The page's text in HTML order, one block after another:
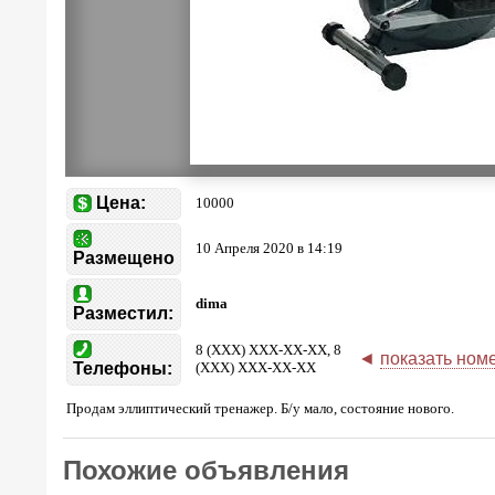
Цена: 10000
Размещено
10 Апреля 2020 в 14:19
Разместил:
dima
Телефоны:
8 (XXX) XXX-XX-XX, 8
(XXX) XXX-XX-XX
◄ показать
Продам эллиптический тренажер. Б/у мало, состояние нового.
Похожие объявления